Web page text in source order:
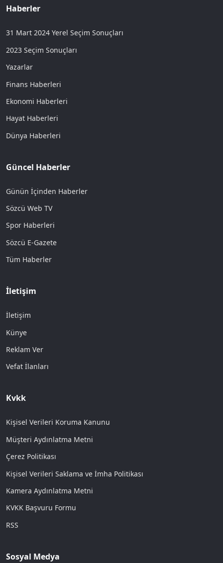
Haberler
31 Mart 2024 Yerel Seçim Sonuçları
2023 Seçim Sonuçları
Yazarlar
Finans Haberleri
Ekonomi Haberleri
Hayat Haberleri
Dünya Haberleri
Güncel Haberler
Günün İçinden Haberler
Sözcü Web TV
Spor Haberleri
Sözcü E-Gazete
Tüm Haberler
İletişim
İletişim
Künye
Reklam Ver
Vefat İlanları
Kvkk
Kişisel Verileri Koruma Kanunu
Müşteri Aydınlatma Metni
Çerez Politikası
Kişisel Verileri Saklama ve İmha Politikası
Kamera Aydınlatma Metni
KVKK Başvuru Formu
RSS
Sosyal Medya